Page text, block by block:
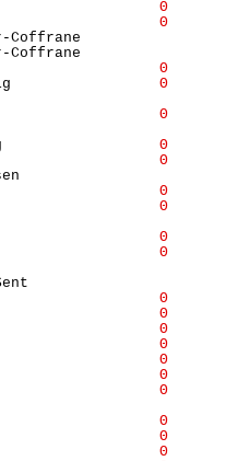
Givrine Nord
Θ
Combe Grasse
Θ
sur-Coffrane
sur-Coffrane
Gempen
Θ
– Gsteig Θ
Gäuerban
God Surlej
Θ
Hasenberg
Θ
Flin Ost
Θ
Schaffhausen
Dorf Scuol
Θ
Dorf Scuol
Θ
Cholfirst
Val Müstair
Θ
Val Müstair
Θ
Bern
Ardez, Sent
Ftan
Θ
Ftan
Θ
Oeschinen
Θ
Susch-Lavin
Θ
Susch-Lavin
Θ
Tarasp
Θ
Tarasp
Θ
Tarasp
St.Moritz
Θ
S-chanf
Θ
God da Staz
Θ